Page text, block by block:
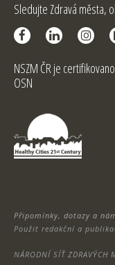
Sledujte Zdravá města,
NSZM ČR je
OSN
Připomínky, dotazy a
Použit redakční a
NÁRODNÍ SÍŤ ZDRAVÝCH